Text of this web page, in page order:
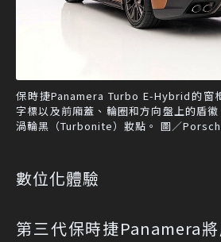
保時捷Panamera Turbo E-Hybrid的窗
字標以及前廂蓋、輪圈和方向盤上的盾
渦輪黑（Turbonite）妝點。 圖／
數位化體驗
第三代保時捷Panamera